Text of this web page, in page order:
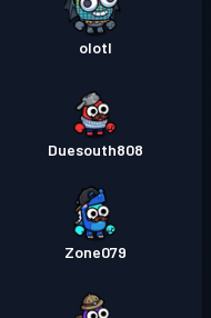
olotl
Duesouth808
Zone079